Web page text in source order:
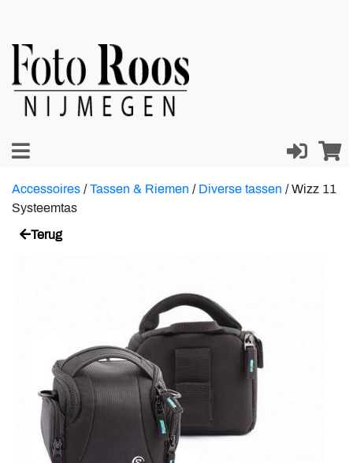
Accessoires / Tassen & Riemen / Diverse tassen /Wizz 11
Systeemtas
Terug